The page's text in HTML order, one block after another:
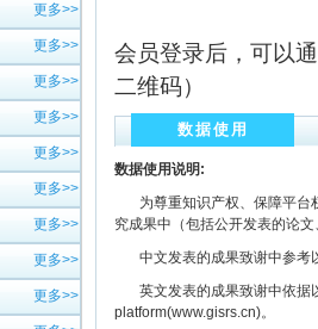
更多>>
更多>>
更多>>
更多>>
更多>>
更多>>
更多>>
更多>>
更多>>
会员登录后，可以
二维码）
数据使用
数据使用说明:
为尊重知识产权、保障平台
究成果中（包括公开发表的论
中文发表的成果致谢中参考
英文发表的成果致谢中依据
platform(www.gisrs.cn)。